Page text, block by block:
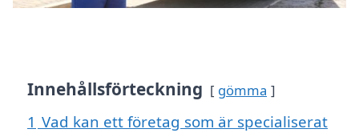
Innehållsförteckning gömma
1 Vad kan ett företag som är specialiserat